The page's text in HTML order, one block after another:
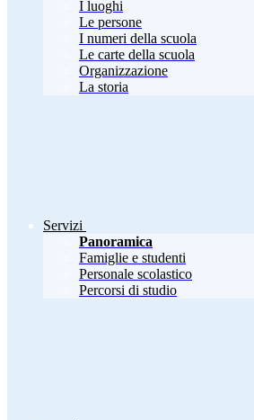
I luoghi
Le persone
I numeri della scuola
Le carte della scuola
Organizzazione
La storia
Servizi
Panoramica
Famiglie e studenti
Personale scolastico
Percorsi di studio